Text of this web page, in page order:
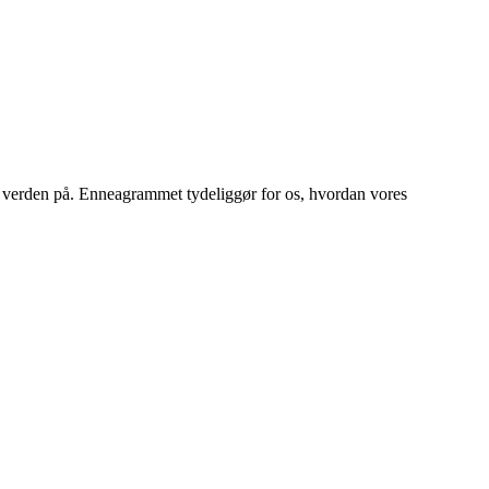
på. Enneagrammet tydeliggør for os, hvordan vores